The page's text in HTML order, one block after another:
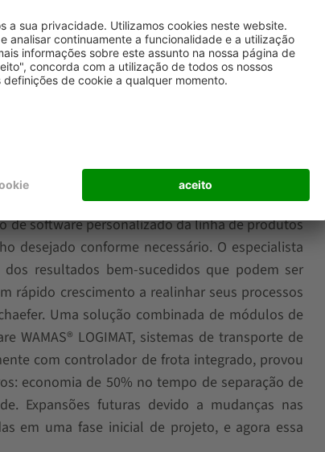
são adequadas para aumentar a capacidade de
há corredores entre as linhas das estantes e os
Este módulo também pode ser perfeitamente
de pessoal, bem como de equipamentos de
integradas
de software personalizado da linha de produtos
desejado conforme necessário. O especialista
resultados bem-sucedidos que podem ser
rápido crescimento a realinhar seus processos
Uma solução combinada de módulos de
WAMAS® LOGIMAT, sistemas de transporte de
com controlador de frota integrado, provou
economia de 50% no tempo de separação de
Expansões futuras devido a mudanças nas
em uma fase inicial de projeto, e agora essa